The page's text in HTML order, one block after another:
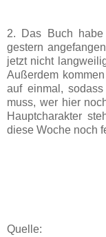
2. Das Buch
gestern
jetzt nicht
Außerdem
auf einmal,
muss, wer hier
Hauptcharakter
diese Woche noch
Quelle: